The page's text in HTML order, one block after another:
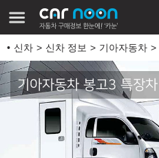
신차 신차 정보 기아자동차
기아자동차 봉고3 특장차